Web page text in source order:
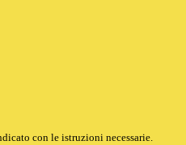
con le istruzioni necessarie.